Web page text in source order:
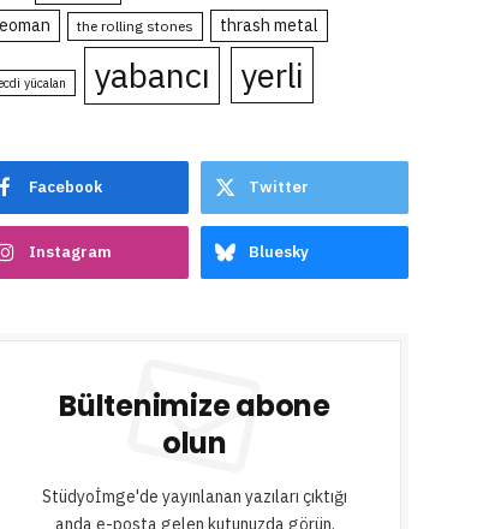
the rolling stones thrash metal
yücalan yabancı yerli
Facebook Twitter
Instagram Bluesky
Bültenimize abone
olun
Stüdyoİmge'de yayınlanan yazıları çıktığı
anda e-posta gelen kutunuzda görün.